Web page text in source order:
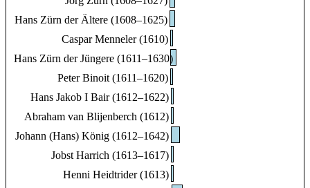
Hans Zürn der Ältere (1608–1625)
Caspar Menneler (1610)
Hans Zürn der Jüngere (1611–1630)
Peter Binoit (1611–1620)
Hans Jakob I Bair (1612–1622)
Abraham van Blijenberch (1612)
Johann (Hans) König (1612–1642)
Jobst Harrich (1613–1617)
Henni Heidtrider (1613)